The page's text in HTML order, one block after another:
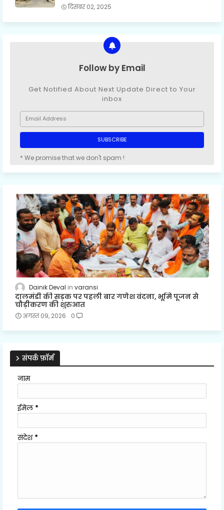
दिसंबर 02, 2025
Follow by Email
Get Notified About Next Update Direct to Your
inbox
* We promise that we don't spam !
Dainik Deval varansi
दालमंडी की सड़क पर पहली बार गणेश वंदना, भूमि पूजन से
चौड़ीकरण की शुरुआत
अगस्त 09, 2026 0
संपर्क फ़ॉर्म
नाम
ईमेल *
संदेश *